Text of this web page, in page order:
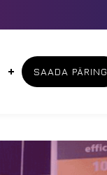
SAADA PÄRING